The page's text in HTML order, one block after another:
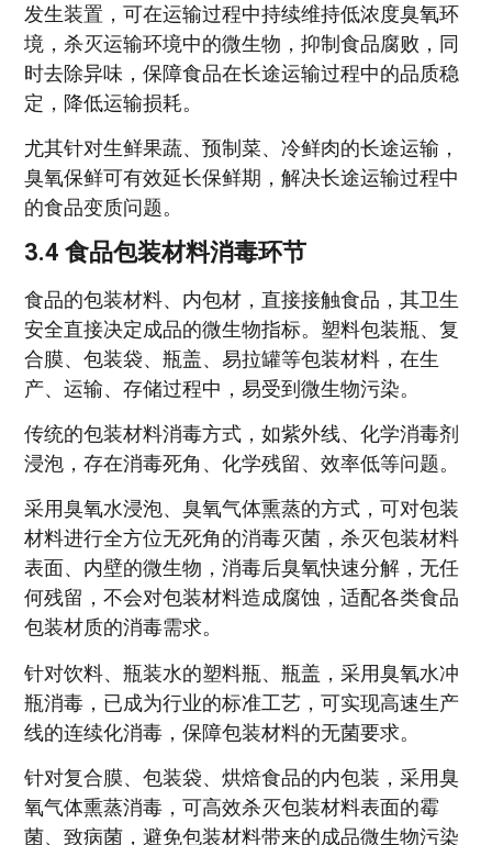
发生装置，可在运输过程中持续维持低浓度臭氧环
境，杀灭运输环境中的微生物，抑制食品腐败，同
时去除异味，保障食品在长途运输过程中的品质稳
定，降低运输损耗。
尤其针对生鲜果蔬、预制菜、冷鲜肉的长途运输，
臭氧保鲜可有效延长保鲜期，解决长途运输过程中
的食品变质问题。
3.4 食品包装材料消毒环节
食品的包装材料、内包材，直接接触食品，其卫生
安全直接决定成品的微生物指标。塑料包装瓶、复
合膜、包装袋、瓶盖、易拉罐等包装材料，在生
产、运输、存储过程中，易受到微生物污染。
传统的包装材料消毒方式，如紫外线、化学消毒剂
浸泡，存在消毒死角、化学残留、效率低等问题。
采用臭氧水浸泡、臭氧气体熏蒸的方式，可对包装
材料进行全方位无死角的消毒灭菌，杀灭包装材料
表面、内壁的微生物，消毒后臭氧快速分解，无任
何残留，不会对包装材料造成腐蚀，适配各类食品
包装材质的消毒需求。
针对饮料、瓶装水的塑料瓶、瓶盖，采用臭氧水冲
瓶消毒，已成为行业的标准工艺，可实现高速生产
线的连续化消毒，保障包装材料的无菌要求。
针对复合膜、包装袋、烘焙食品的内包装，采用臭
氧气体熏蒸消毒，可高效杀灭包装材料表面的霉
菌、致病菌，避免包装材料带来的成品微生物污染